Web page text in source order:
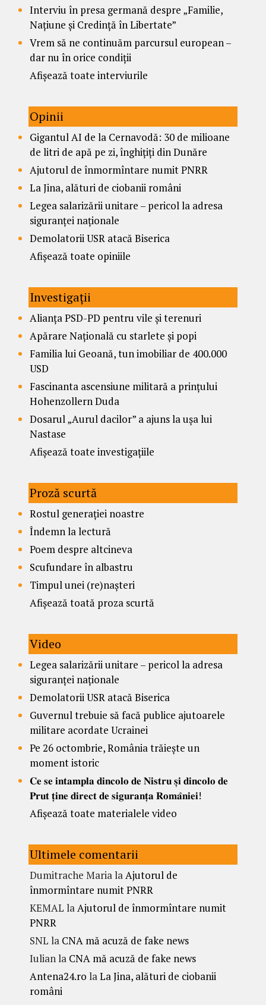
Interviu în presa germană despre „Familie,
Națiune și Credință în Libertate”
Vrem să ne continuăm parcursul european –
dar nu în orice condiții
Afișează toate interviurile
Opinii
Gigantul AI de la Cernavodă: 30 de milioane
de litri de apă pe zi, înghițiți din Dunăre
Ajutorul de înmormîntare numit PNRR
La Jina, alături de ciobanii români
Legea salarizării unitare – pericol la adresa
siguranței naționale
Demolatorii USR atacă Biserica
Afișează toate opiniile
Investigații
Alianța PSD-PD pentru vile și terenuri
Apărare Națională cu starlete și popi
Familia lui Geoană, tun imobiliar de 400.000
USD
Fascinanta ascensiune militară a prințului
Hohenzollern Duda
Dosarul „Aurul dacilor” a ajuns la ușa lui
Nastase
Afișează toate investigațiile
Proză scurtă
Rostul generației noastre
Îndemn la lectură
Poem despre altcineva
Scufundare în albastru
Timpul unei (re)nașteri
Afișează toată proza scurtă
Video
Legea salarizării unitare – pericol la adresa
siguranței naționale
Demolatorii USR atacă Biserica
Guvernul trebuie să facă publice ajutoarele
militare acordate Ucrainei
Pe 26 octombrie, România trăiește un
moment istoric
𝐂𝐞 𝐬𝐞 𝐢𝐧𝐭𝐚𝐦𝐩𝐥𝐚 𝐝𝐢𝐧𝐜𝐨𝐥𝐨 𝐝𝐞 𝐍𝐢𝐬𝐭𝐫𝐮 𝐬̦𝐢 𝐝𝐢𝐧𝐜𝐨𝐥𝐨 𝐝𝐞
𝐏𝐫𝐮𝐭 𝐭̦𝐢𝐧𝐞 𝐝𝐢𝐫𝐞𝐜𝐭 𝐝𝐞 𝐬𝐢𝐠𝐮𝐫𝐚𝐧𝐭̦𝐚 𝐑𝐨𝐦𝐚̂𝐧𝐢𝐞𝐢!
Afișează toate materialele video
Ultimele comentarii
Dumitrache MarialaAjutorul de
înmormîntare numit PNRR
KEMAL laAjutorul de înmormîntare numit
PNRR
SNL la CNA mă acuză de fake news
Iulianla CNA mă acuză de fake news
Antena24.ro laLa Jina, alături de ciobanii
români